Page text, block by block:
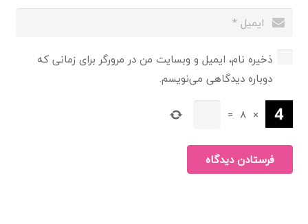
ذخیره نام، ایمیل و وبسایت من در مرورگر برای زمانی که
دوباره دیدگاهی می‌نویسم.
×
8
=
فرستادن دیدگاه